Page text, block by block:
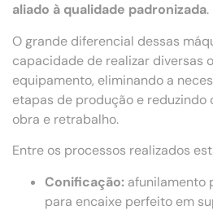
aliado à qualidade padronizada.
O grande diferencial dessas
capacidade de realizar diversas
equipamento, eliminando a
etapas de produção e reduzindo
obra e retrabalho.
Entre os processos realizados
Conificação: afunilamento
para encaixe perfeito em